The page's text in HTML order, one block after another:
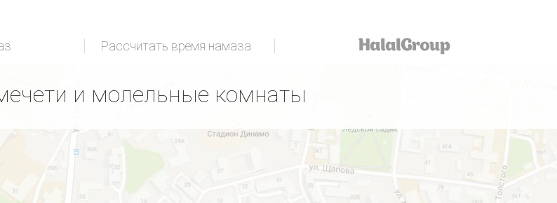
Рассчитать время намаза
и молельные комнаты